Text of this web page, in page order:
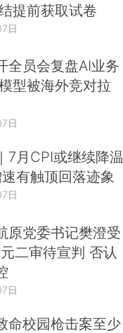
提前获取试卷
日
全员会复盘AI业务
型被海外竞对拉
日
7月CPI或继续降温
有触顶回落迹象
日
原党委书记樊澄受
二审待宣判 否认
日
命校园枪击案至少